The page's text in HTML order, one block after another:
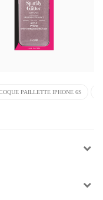
PAILLETTE IPHONE 6S